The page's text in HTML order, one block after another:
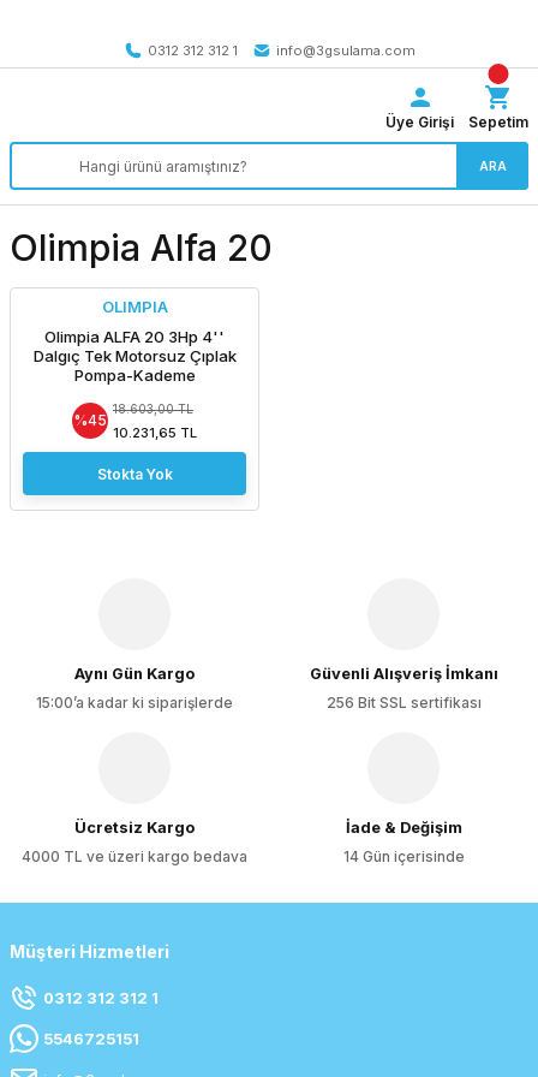
0312 312 312 1
info@3gsulama.com
ARA
Üye Girişi Sepetim
Olimpia Alfa 20
OLIMPIA
Olimpia ALFA 20 3Hp 4''
Dalgıç Tek Motorsuz Çıplak
Pompa-Kademe
%45
18.603,00 TL
10.231,65 TL
Stokta Yok
Aynı Gün Kargo
15:00’a kadar ki siparişlerde
Güvenli Alışveriş İmkanı
256 Bit SSL sertifikası
Ücretsiz Kargo
4000 TL ve üzeri kargo bedava
İade & Değişim
14 Gün içerisinde
Müşteri Hizmetleri
0312 312 312 1
5546725151